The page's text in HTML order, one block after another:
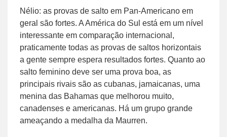
Nélio: as provas de salto em Pan-Americano em
geral são fortes. A América do Sul está em um nível
interessante em comparação internacional,
praticamente todas as provas de saltos horizontais
a gente sempre espera resultados fortes. Quanto ao
salto feminino deve ser uma prova boa, as
principais rivais são as cubanas, jamaicanas, uma
menina das Bahamas que melhorou muito,
canadenses e americanas. Há um grupo grande
ameaçando a medalha da Maurren.